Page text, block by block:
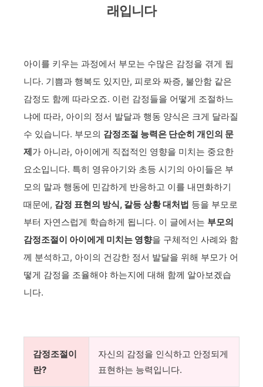
래입니다
아이를 키우는 과정에서 부모는 수많은 감정을 겪게 됩
니다. 기쁨과 행복도 있지만, 피로와 짜증, 불안함 같은
감정도 함께 따라오죠. 이런 감정들을 어떻게 조절하느
냐에 따라, 아이의 정서 발달과 행동 양식은 크게 달라질
수 있습니다. 부모의 감정조절 능력은 단순히 개인의 문
제가 아니라, 아이에게 직접적인 영향을 미치는 중요한
요소입니다. 특히 영유아기와 초등 시기의 아이들은 부
모의 말과 행동에 민감하게 반응하고 이를 내면화하기
때문에, 감정 표현의 방식, 갈등 상황 대처법 등을 부모로
부터 자연스럽게 학습하게 됩니다. 이 글에서는 부모의
감정조절이 아이에게 미치는 영향을 구체적인 사례와 함
께 분석하고, 아이의 건강한 정서 발달을 위해 부모가 어
떻게 감정을 조율해야 하는지에 대해 함께 알아보겠습
니다.
감정조절이
란?
자신의 감정을 인식하고 안정되게
표현하는 능력입니다.